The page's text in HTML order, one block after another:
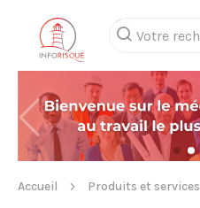
Accueil Produits et services